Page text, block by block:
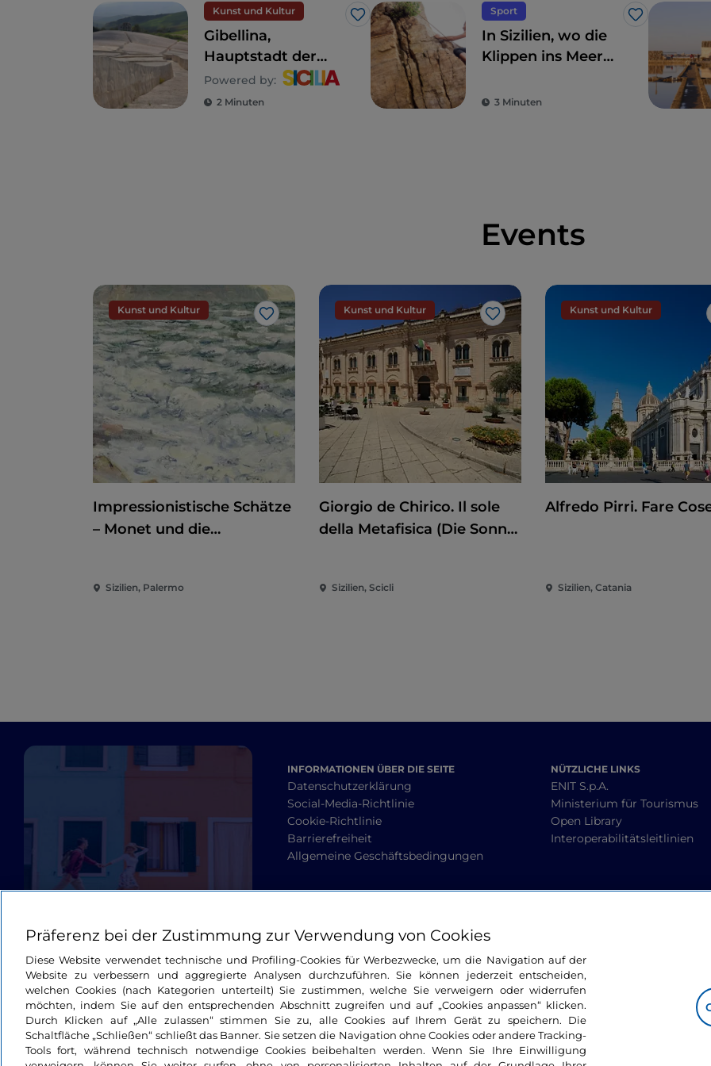
Kunst und Kultur
Like
Gibellina,
Hauptstadt der
zeitgenössischen
Kunst 2026
Powered by:
2 Minuten
Sport
Like
In Sizilien, wo die
Klippen ins Meer
3 Minuten
Events
Kunst und Kultur
Like
Impressionistische Schätze
– Monet und die
Sizilien, Palermo
Kunst und Kultur
Like
Giorgio de Chirico. Il sole
della Metafisica (Die Sonne
Sizilien, Scicli
Kunst und Kultur
Alfredo Pirri. Fare
Sizilien, Catania
INFORMATIONEN ÜBER DIE SEITE
Datenschutzerklärung
Social-Media-Richtlinie
Cookie-Richtlinie
Barrierefreiheit
Allgemeine Geschäftsbedingungen
NÜTZLICHE LINKS
ENIT S.p.A.
Ministerium für Tourismus
Open Library
Interoperabilitätsleitlinien
Präferenz bei der Zustimmung zur Verwendung von Cookies
Diese Website verwendet technische und Profiling-Cookies für Werbezwecke, um die Navigation auf der
Website zu verbessern und aggregierte Analysen durchzuführen. Sie können jederzeit entscheiden,
welchen Cookies (nach Kategorien unterteilt) Sie zustimmen, welche Sie verweigern oder widerrufen
möchten, indem Sie auf den entsprechenden Abschnitt zugreifen und auf „Cookies anpassen“ klicken.
Durch Klicken auf „Alle zulassen“ stimmen Sie zu, alle Cookies auf Ihrem Gerät zu speichern. Die
Schaltfläche „Schließen“ schließt das Banner. Sie setzen die Navigation ohne Cookies oder andere Tracking-
Tools fort, während technisch notwendige Cookies beibehalten werden. Wenn Sie Ihre Einwilligung